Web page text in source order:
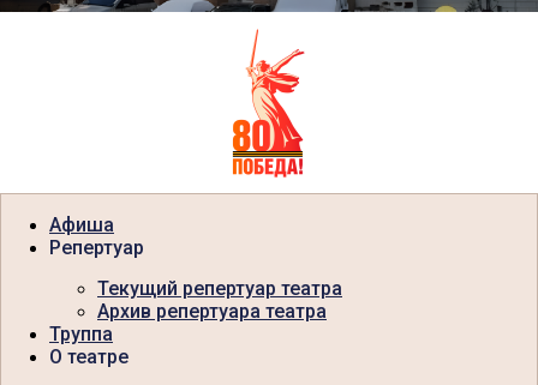
Афиша
Репертуар
Текущий репертуар театра
Архив репертуара театра
Труппа
О театре